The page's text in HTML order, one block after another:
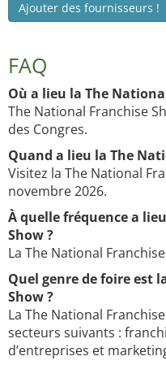
Ajouter des fournisseurs !
FAQ
Où a lieu la The
The National Franchise
des Congres.
Quand a lieu la The
Visitez la The National
novembre 2026.
À quelle fréquence a
Show ?
La The National
Quel genre de foire est
Show ?
La The National
secteurs suivants :
d’entreprises et